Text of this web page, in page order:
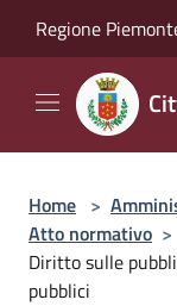
Regione
Home >
Atto normativo >
Diritto sulle
pubblici